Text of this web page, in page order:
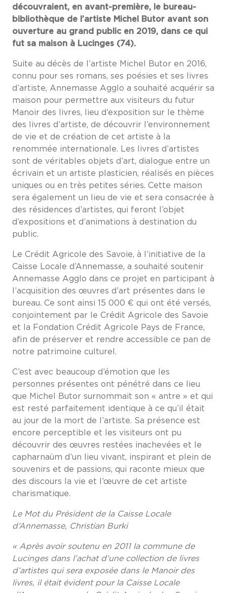
découvraient, en avant-première, le bureau-
bibliothèque de l’artiste Michel Butor avant son
ouverture au grand public en 2019, dans ce qui
fut sa maison à Lucinges (74).
Suite au décès de l’artiste Michel Butor en 2016,
connu pour ses romans, ses poésies et ses livres
d’artiste, Annemasse Agglo a souhaité acquérir sa
maison pour permettre aux visiteurs du futur
Manoir des livres, lieu d’exposition sur le thème
des livres d’artiste, de découvrir l’environnement
de vie et de création de cet artiste à la
renommée internationale. Les livres d’artistes
sont de véritables objets d’art, dialogue entre un
écrivain et un artiste plasticien, réalisés en pièces
uniques ou en très petites séries. Cette maison
sera également un lieu de vie et sera consacrée à
des résidences d’artistes, qui feront l’objet
d’expositions et d’animations à destination du
public.
Le Crédit Agricole des Savoie, à l’initiative de la
Caisse Locale d’Annemasse, a souhaité soutenir
Annemasse Agglo dans ce projet en participant à
l’acquisition des œuvres d’art présentes dans le
bureau. Ce sont ainsi 15 000 € qui ont été versés,
conjointement par le Crédit Agricole des Savoie
et la Fondation Crédit Agricole Pays de France,
afin de préserver et rendre accessible ce pan de
notre patrimoine culturel.
C’est avec beaucoup d’émotion que les
personnes présentes ont pénétré dans ce lieu
que Michel Butor surnommait son « antre » et qui
est resté parfaitement identique à ce qu’il était
au jour de la mort de l’artiste. Sa présence est
encore perceptible et les visiteurs ont pu
découvrir des œuvres restées inachevées et le
capharnaüm d’un lieu vivant, inspirant et plein de
souvenirs et de passions, qui raconte mieux que
des discours la vie et l’œuvre de cet artiste
charismatique.
Le Mot du Président de la Caisse Locale
d’Annemasse, Christian Burki
« Après avoir soutenu en 2011 la commune de
Lucinges dans l’achat d’une collection de livres
d’artistes qui sera exposée dans le Manoir des
livres, il était évident pour la Caisse Locale